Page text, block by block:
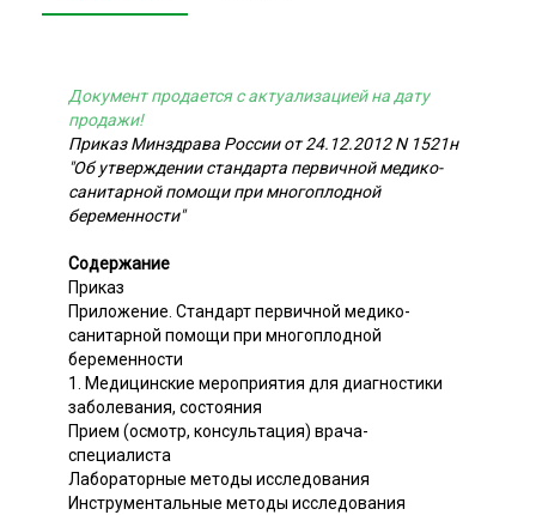
Документ продается с актуализацией на дату
продажи!
Приказ Минздрава России от 24.12.2012 N 1521н
"Об утверждении стандарта первичной медико-
санитарной помощи при многоплодной
беременности"
Содержание
Приказ
Приложение. Стандарт первичной медико-
санитарной помощи при многоплодной
беременности
1. Медицинские мероприятия для диагностики
заболевания, состояния
Прием (осмотр, консультация) врача-
специалиста
Лабораторные методы исследования
Инструментальные методы исследования